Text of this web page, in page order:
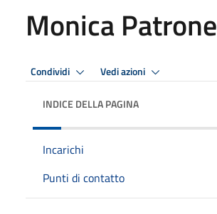
Monica Patrone
Condividi Vedi azioni
INDICE DELLA PAGINA
Incarichi
Punti di contatto